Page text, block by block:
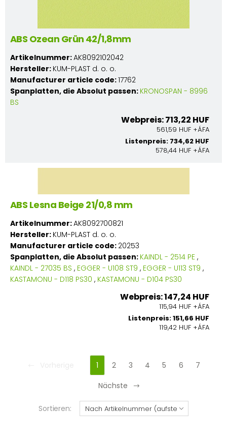
ABS Ozean Grün 42/1,8mm
Artikelnummer:AK8092102042
Hersteller: KUM-PLAST d. o. o.
Manufacturer article code:17762
Spanplatten, die Absolut passen: KRONOSPAN - 8996
BS
Webpreis: 713,22 HUF
561,59 HUF +ÁFA
Listenpreis: 734,62 HUF
578,44 HUF +ÁFA
ABS Lesna Beige 21/0,8 mm
Artikelnummer:AK8092700821
Hersteller: KUM-PLAST d. o. o.
Manufacturer article code: 20253
Spanplatten, die Absolut passen: KAINDL - 2514 PE ,
KAINDL - 27035 BS , EGGER - U108 ST9 , EGGER - U113 ST9 ,
KASTAMONU - D118 PS30 , KASTAMONU - D104 PS30
Webpreis: 147,24 HUF
115,94 HUF +ÁFA
Listenpreis: 151,66 HUF
119,42 HUF +ÁFA
1 2 3 4 5 6
7
Nächste
Sortieren: